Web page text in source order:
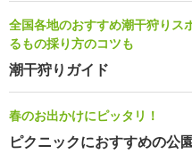
全国各地のおすすめ潮干狩りス
るもの採り方のコツも
潮干狩りガイド
春のお出かけにピッタリ！
ピクニックにおすすめの公